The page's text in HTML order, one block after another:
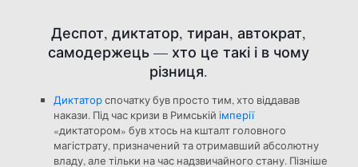
Деспот, диктатор, тиран, автократ,
самодержець — хто це такі і в чому
різниця.
Диктаторспочатку був просто тим, хто віддавав
накази. Під час кризи в Римській імперії
«диктатором» був хтось на кшталт головного
магістрату, призначений та отримавший абсолютну
владу, але тільки на час надзвичайного стану. Пізніше